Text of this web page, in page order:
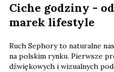
Ciche godziny -
marek lifestyle
Ruch Sephory to naturalne
na polskim rynku. Pierwsze
dźwiękowych i wizualnych